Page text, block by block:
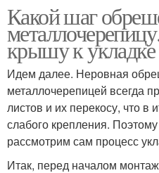
Какой шаг
крышу к
Идем далее. Неровная
металлочерепицей всегда
листов и их перекосу, что в
слабого крепления.
рассмотрим сам процесс
Итак, перед началом